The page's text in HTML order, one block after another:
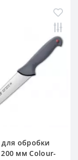
для обробки
200 мм Сolour-